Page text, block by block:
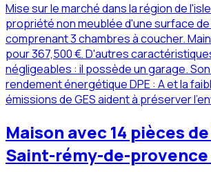
Mise sur le marché dans la région de
propriété non meublée d'une surface de
comprenant 3 chambres à coucher.
pour 367,500 €. D'autres
négligeables : il possède un garage.
rendement énergétique DPE : A et la
émissions de GES aident à préserver
Maison avec 14 pièces
Saint-rémy-de-provence